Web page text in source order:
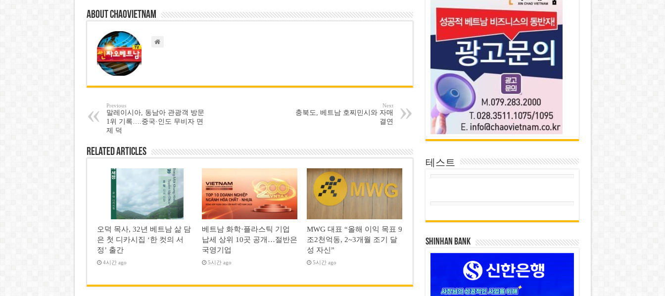
About chaovietnam
Previous
말레이시아, 동남아 관광객 방문
1위 기록….중국·인도 무비자 면
제 덕
Next
충북도, 베트남 호찌민시와 자매
결연
Related Articles
오덕 목사, 32년 베트남 삶 담
은 첫 디카시집 ‘한 컷의 서
정’ 출간
4시간 ago
베트남 화학·플라스틱 기업
납세 상위 10곳 공개…절반은
국영기업
5시간 ago
MWG 대표 “올해 이익 목표 9
조2천억동, 2~3개월 조기 달
성 자신”
5시간 ago
테스트
SHINHAN BANK